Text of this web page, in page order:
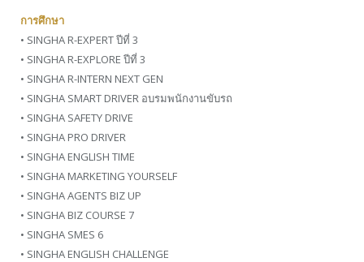
การศึกษา
• SINGHA R-EXPERT ปีที่ 3
• SINGHA R-EXPLORE ปีที่ 3
• SINGHA R-INTERN NEXT GEN
• SINGHA SMART DRIVER อบรมพนักงานขับรถ
• SINGHA SAFETY DRIVE
• SINGHA PRO DRIVER
• SINGHA ENGLISH TIME
• SINGHA MARKETING YOURSELF
• SINGHA AGENTS BIZ UP
• SINGHA BIZ COURSE 7
• SINGHA SMES 6
• SINGHA ENGLISH CHALLENGE